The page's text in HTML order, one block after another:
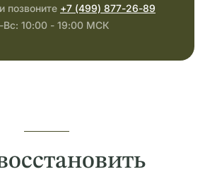
позвоните +7 (499) 877-26-89
Вс: 10:00 - 19:00 МСК